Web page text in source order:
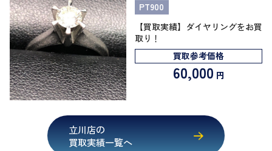
PT900
【買取実績】ダイヤリングをお買
取り！
買取参考価格
60,000 円
立川店の
買取実績一覧へ